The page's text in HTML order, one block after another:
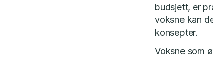
budsjett, er
voksne kan
konsepter.
Voksne som